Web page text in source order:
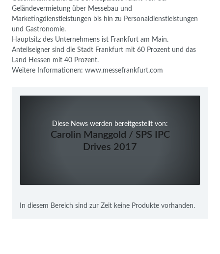
Geländevermietung über Messebau und
Marketingdienstleistungen bis hin zu Personaldienstleistungen
und Gastronomie.
Hauptsitz des Unternehmens ist Frankfurt am Main.
Anteilseigner sind die Stadt Frankfurt mit 60 Prozent und das
Land Hessen mit 40 Prozent.
Weitere Informationen: www.messefrankfurt.com
Diese News werden bereitgestellt von:
Carolin Manggold / SPS IPC
Drives 2017
In diesem Bereich sind zur Zeit keine Produkte vorhanden.